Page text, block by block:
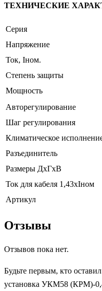
ТЕХНИЧЕСКИЕ
Серия
Напряжение
Ток, Iном.
Степень защиты
Мощность
Авторегулирование
Шаг регулирования
Климатическое
Разъединитель
Размеры ДхГхВ
Ток для кабеля 1,43хIном
Артикул
Отзывы
Отзывов пока нет.
Будьте первым, кто
установка УКМ58 (КРМ)-